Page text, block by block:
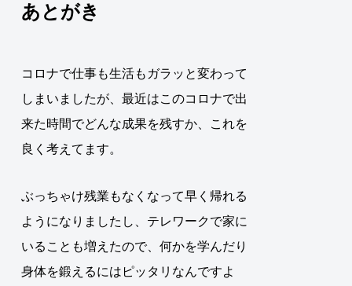
あとがき
コロナで仕事も生活もガラッと変わって
しまいましたが、最近はこのコロナで出
来た時間でどんな成果を残すか、これを
良く考えてます。
ぶっちゃけ残業もなくなって早く帰れる
ようになりましたし、テレワークで家に
いることも増えたので、何かを学んだり
身体を鍛えるにはピッタリなんですよ